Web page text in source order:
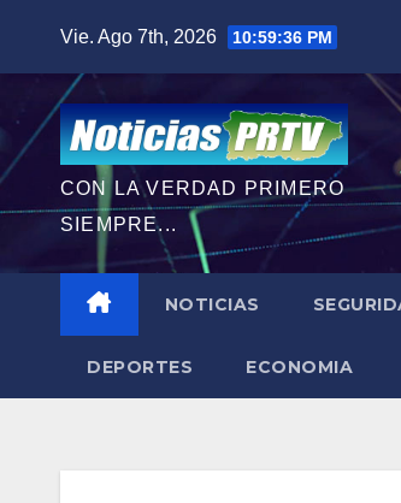
contenido
Vie. Ago 7th, 2026 10:59:38 PM
CON LA VERDAD PRIMERO
SIEMPRE...
NOTICIAS
DEPORTES ECONOMIA